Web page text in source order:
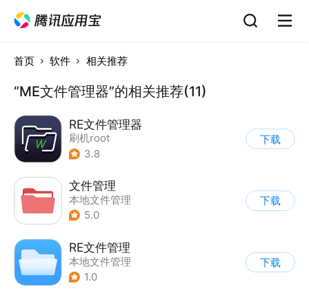
首页 软件 相关推荐
“ME文件管理器”的相关推荐(11)
RE文件管理器
刷机root
3.8
下载
文件管理
本地文件管理
5.0
下载
RE文件管理
本地文件管理
1.0
下载